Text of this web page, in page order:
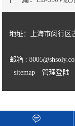
地址：上海市闵行区
邮箱 :
sitemap
管理登陆